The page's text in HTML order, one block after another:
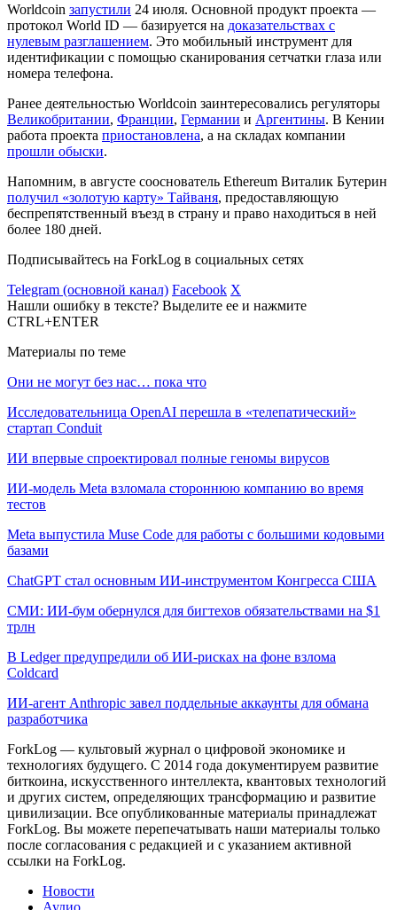
Worldcoin запустили 24 июля. Основной продукт проекта —
протокол World ID — базируется на доказательствах с
нулевым разглашением. Это мобильный инструмент для
идентификации с помощью сканирования сетчатки глаза или
номера телефона.
Ранее деятельностью Worldcoin заинтересовались регуляторы
Великобритании, Франции, Германии и Аргентины. В Кении
работа проекта приостановлена, а на складах компании
прошли обыски.
Напомним, в августе сооснователь Ethereum Виталик Бутерин
получил «золотую карту» Тайваня, предоставляющую
беспрепятственный въезд в страну и право находиться в ней
более 180 дней.
Подписывайтесь на ForkLog в социальных сетях
Telegram (основной канал) Facebook X
Нашли ошибку в тексте? Выделите ее и нажмите
CTRL+ENTER
Материалы по теме
Они не могут без нас… пока что
Исследовательница OpenAI перешла в «телепатический»
стартап Conduit
ИИ впервые спроектировал полные геномы вирусов
ИИ-модель Meta взломала стороннюю компанию во время
тестов
Meta выпустила Muse Code для работы с большими кодовыми
базами
ChatGPT стал основным ИИ-инструментом Конгресса США
СМИ: ИИ-бум обернулся для бигтехов обязательствами на $1
трлн
В Ledger предупредили об ИИ-рисках на фоне взлома
Coldcard
ИИ-агент Anthropic завел поддельные аккаунты для обмана
разработчика
ForkLog — культовый журнал о цифровой экономике и
технологиях будущего. С 2014 года документируем развитие
биткоина, искусственного интеллекта, квантовых технологий
и других систем, определяющих трансформацию и развитие
цивилизации. Все опубликованные материалы принадлежат
ForkLog. Вы можете перепечатывать наши материалы только
после согласования с редакцией и с указанием активной
ссылки на ForkLog.
Новости
Аудио